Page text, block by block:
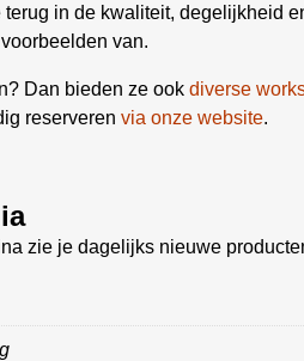
in de kwaliteit, degelijkheid
van.
Dan bieden ze ook diverse
reserveren via onze website.
zie je dagelijks nieuwe